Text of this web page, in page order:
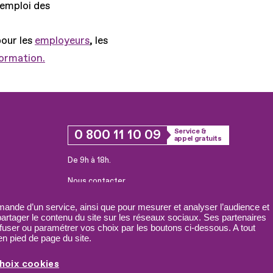
d’un service, ainsi que pour mesurer et analyser l’audience et
le contenu du site sur les réseaux sociaux. Ses partenaires
ou paramétrer vos choix par les boutons ci-dessous. A tout
pied de page du site.
cookies
des
les employeurs, les
0 800 11 10 09
Service &
appel gratuits
De 9h à 18h.
Nous contacter